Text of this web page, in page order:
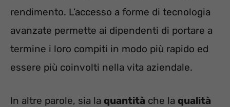
rendimento. L’accesso a forme di tecnologia
avanzate permette ai dipendenti di portare a
termine i loro compiti in modo più rapido ed
essere più coinvolti nella vita aziendale.
In altre parole, sia la quantità che la qualità